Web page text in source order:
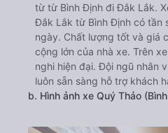
từ từ Bình Định đi Đắk Lắk.
Đắk Lắk từ Bình Định có tần
ngày. Chất lượng tốt và giá
cộng lớn của nhà xe. Trên
nghi hiện đại. Đội ngũ nhân
luôn sẵn sàng hỗ trợ khách
b. Hình ảnh xe Quý Thảo